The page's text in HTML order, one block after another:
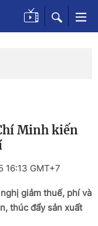
Minh kiến
16:13 GMT+7
giảm thuế, phí và
thúc đẩy sản xuất